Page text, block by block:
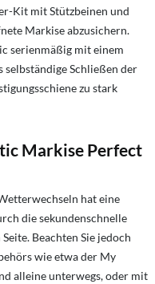
Kit mit Stützbeinen und
Markise abzusichern.
serienmäßig mit einem
selbständige Schließen der
zu stark
Markise Perfect
hat eine
die sekundenschnelle
Beachten Sie jedoch
wie etwa der My
alleine unterwegs, oder mit